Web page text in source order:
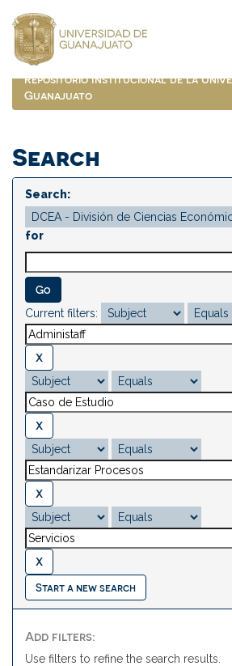
navigation
Repositorio Institucional de la
Guanajuato
Search
Search:
for
Current filters:
Start a new search
Add filters:
Use filters to refine the search results.